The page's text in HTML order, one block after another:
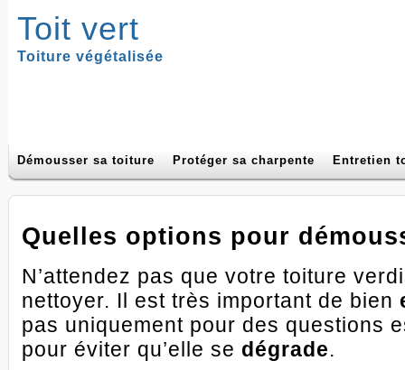
Toit vert
Toiture végétalisée
Démousser sa toiture Protéger sa charpente Entretien
Quelles options pour
N’attendez pas que votre toiture
nettoyer. Il est très important de bien
pas uniquement pour des questions
pour éviter qu’elle se dégrade.